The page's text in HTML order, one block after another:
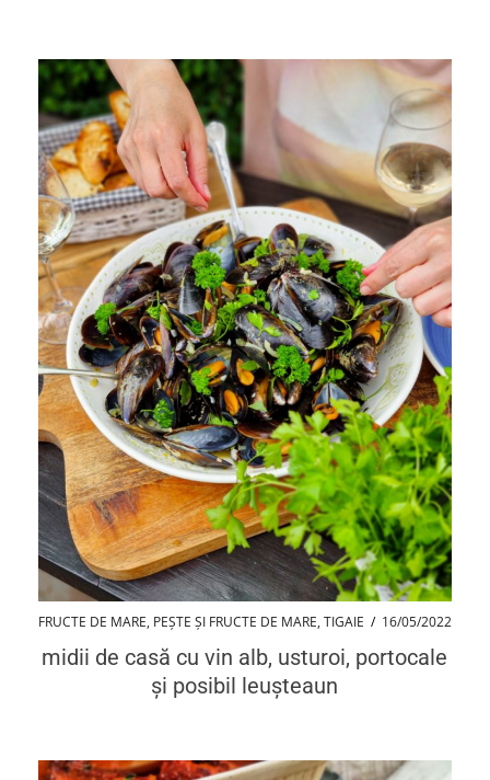
FRUCTE DE MARE, PEȘTE ȘI FRUCTE DE MARE, TIGAIE / 16/05/2022
midii de casă cu vin alb, usturoi, portocale
și posibil leușteaun